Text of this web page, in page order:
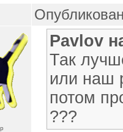
Pavlov
Так
или наш
потом
???